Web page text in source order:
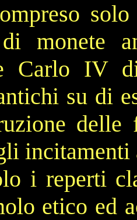
monete
Carlo IV
su di
delle
i reperti
etico ed